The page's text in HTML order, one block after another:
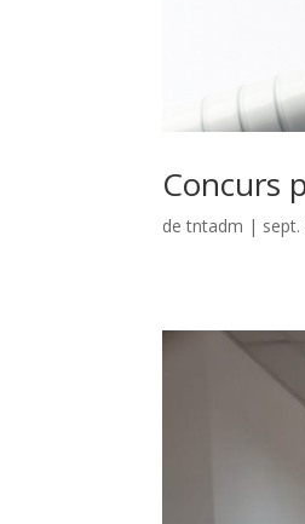
Concurs
detntadm |